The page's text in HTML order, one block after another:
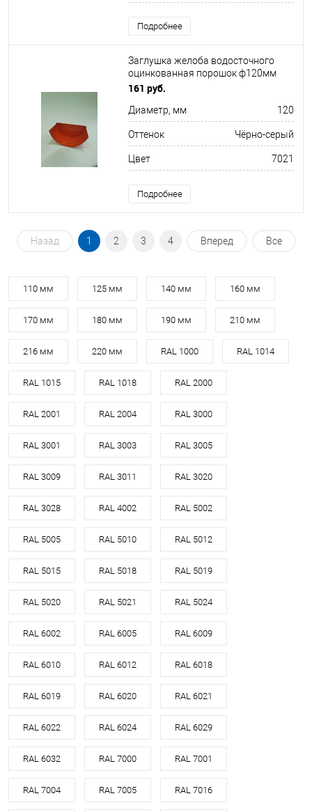
Подробнее
Заглушка желоба водосточного
оцинкованная порошок ф120мм
RAL 7021
161 руб.
Диаметр, мм 120
Оттенок Чёрно-серый
Цвет 7021
Подробнее
Назад 1 2 3 4 Вперед Все
110 мм 125 мм 140 мм 160 мм
170 мм 180 мм 190 мм 210 мм
216 мм 220 мм RAL 1000 RAL 1014
RAL 1015 RAL 1018 RAL 2000
RAL 2001 RAL 2004 RAL 3000
RAL 3001 RAL 3003 RAL 3005
RAL 3009 RAL 3011 RAL 3020
RAL 3028 RAL 4002 RAL 5002
RAL 5005 RAL 5010 RAL 5012
RAL 5015 RAL 5018 RAL 5019
RAL 5020 RAL 5021 RAL 5024
RAL 6002 RAL 6005 RAL 6009
RAL 6010 RAL 6012 RAL 6018
RAL 6019 RAL 6020 RAL 6021
RAL 6022 RAL 6024 RAL 6029
RAL 6032 RAL 7000 RAL 7001
RAL 7004 RAL 7005 RAL 7016